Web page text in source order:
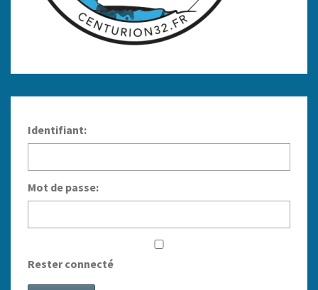
Identifiant:
Mot de passe:
Rester connecté